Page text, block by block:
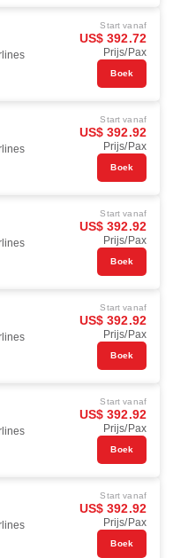
Start vanaf
US$ 392.72
Prijs/Pax
Boek
Start vanaf
US$ 392.92
Prijs/Pax
Boek
Start vanaf
US$ 392.92
Prijs/Pax
Boek
Start vanaf
US$ 392.92
Prijs/Pax
Boek
Start vanaf
US$ 392.92
Prijs/Pax
Boek
Start vanaf
US$ 392.92
Prijs/Pax
Boek